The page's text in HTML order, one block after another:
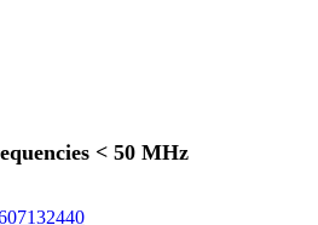
< 50 MHz